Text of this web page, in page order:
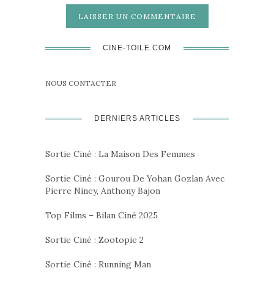
CINE-TOILE.COM
NOUS CONTACTER
DERNIERS ARTICLES
Sortie Ciné : La Maison Des Femmes
Sortie Ciné : Gourou De Yohan Gozlan Avec
Pierre Niney, Anthony Bajon
Top Films – Bilan Ciné 2025
Sortie Ciné : Zootopie 2
Sortie Ciné : Running Man